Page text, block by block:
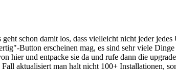
schon damit los, dass vielleicht nicht jeder
Button erscheinen mag, es sind sehr viele
hier und entpacke sie da und rufe dann die
aktualisiert man halt nicht 100+ Installationen,